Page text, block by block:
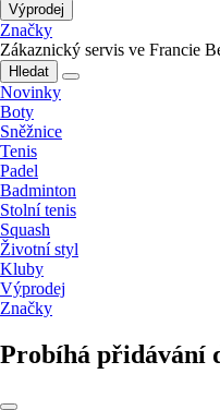
Výprodej
Značky
Zákaznický servis ve Francie
Hledat
Novinky
Boty
Sněžnice
Tenis
Padel
Badminton
Stolní tenis
Squash
Životní styl
Kluby
Výprodej
Značky
Probíhá přidávání